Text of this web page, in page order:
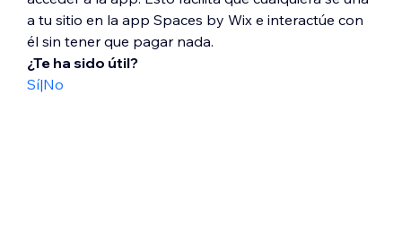
a tu sitio en la app Spaces by Wix e interactúe con
él sin tener que pagar nada.
¿Te ha sido útil?
Sí|No